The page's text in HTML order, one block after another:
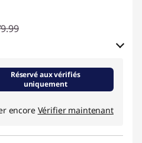
réduction en ligne :
en ligne :
Réservé aux vérifiés
uniquement
encore Vérifier maintenant